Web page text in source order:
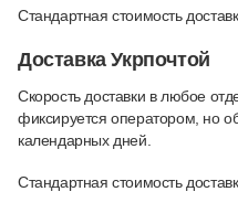
Стандартная стоимость
Доставка Укрпочтой
Скорость доставки в любое
фиксируется оператором, но
календарных дней.
Стандартная стоимость